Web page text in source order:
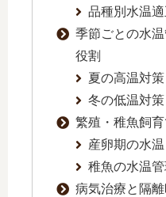
品種別水温
季節ごとの水
役割
夏の高温対
冬の低温対
繁殖・稚魚飼
産卵期の水
稚魚の水温
病気治療と隔